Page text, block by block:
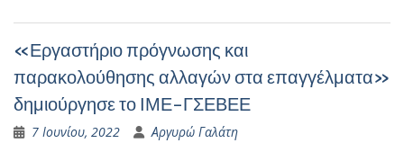
«Εργαστήριο πρόγνωσης και
παρακολούθησης αλλαγών στα επαγγέλματα»
δημιούργησε το ΙΜΕ-ΓΣΕΒΕΕ
7 Ιουνίου, 2022 Αργυρώ Γαλάτη